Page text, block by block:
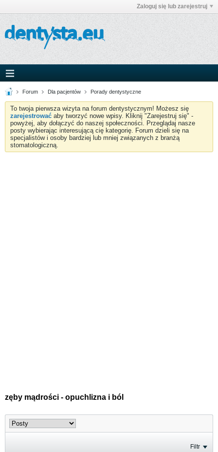
Zaloguj się lub zarejestruj
Forum Dla pacjentów Porady dentystyczne
To twoja pierwsza wizyta na forum dentystycznym! Możesz się
zarejestrować aby tworzyć nowe wpisy. Kliknij "Zarejestruj się" -
powyżej, aby dołączyć do naszej społeczności. Przeglądaj nasze
posty wybierając interesującą cię kategorię. Forum dzieli się na
specjalistów i osoby bardziej lub mniej związanych z branżą
stomatologiczną.
zęby mądrości - opuchlizna i ból
Filtr